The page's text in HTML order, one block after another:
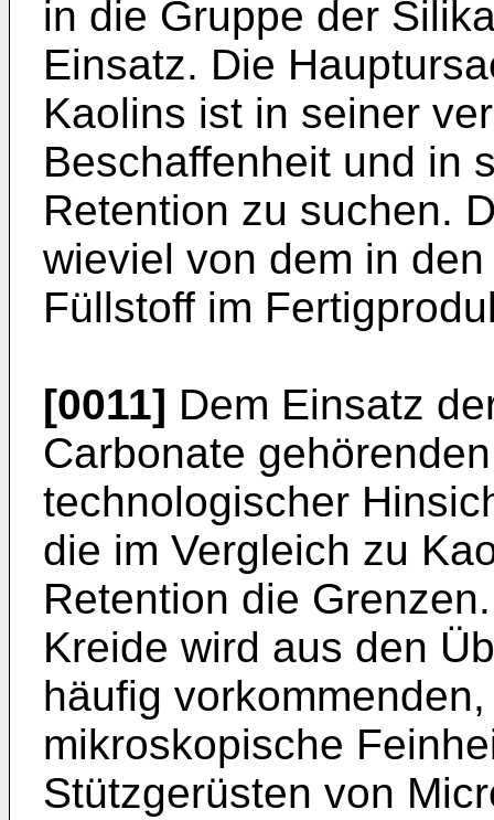
in die Gruppe der
Einsatz. Die
Kaolins ist in seiner
Beschaffenheit und in
Retention zu suchen.
wieviel von dem in
Füllstoff im
[0011] Dem Einsatz
Carbonate
technologischer
die im Vergleich zu
Retention die
Kreide wird aus den
häufig
mikroskopische
Stützgerüsten von